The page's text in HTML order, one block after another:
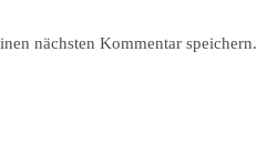
nächsten Kommentar speichern.